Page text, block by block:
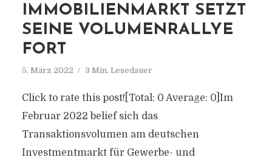
IMMOBILIENMARKT SETZT
SEINE VOLUMENRALLYE
FORT
5. März 2022 3 Min. Lesedauer
Click to rate this post![Total: 0 Average: 0]Im
Februar 2022 belief sich das
Transaktionsvolumen am deutschen
Investmentmarkt für Gewerbe- und